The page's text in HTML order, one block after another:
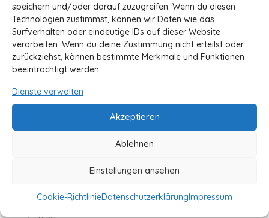
speichern und/oder darauf zuzugreifen. Wenn du diesen
Technologien zustimmst, können wir Daten wie das
Surfverhalten oder eindeutige IDs auf dieser Website
verarbeiten. Wenn du deine Zustimmung nicht erteilst oder
zurückziehst, können bestimmte Merkmale und Funktionen
beeinträchtigt werden.
Dienste verwalten
Akzeptieren
Ablehnen
Einstellungen ansehen
Cookie-RichtlinieDatenschutzerklärungImpressum
(Hardcover)